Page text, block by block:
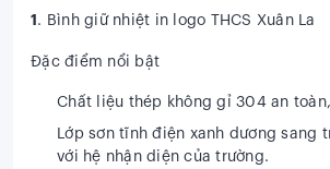
1. Bình giữ nhiệt in logo THCS Xuân La
Đặc điểm nổi bật
Chất liệu thép không gỉ 304 an
Lớp sơn tĩnh điện xanh dương sang
với hệ nhận diện của trường.